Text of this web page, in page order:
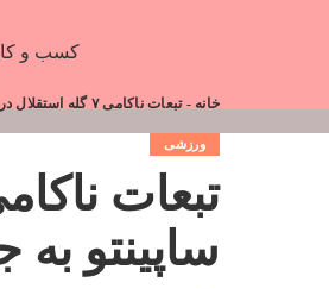
کسب و
خانه -تبعات ناکامی ۷ گله استقلال در آسیا/ احضار ساپینتو به جلسه سرنوشت‌ساز! – مهتاب من
ورزشی
ساپینتو